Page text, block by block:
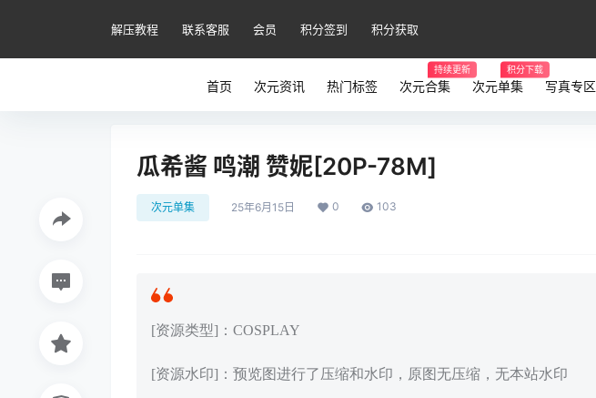
解压教程 联系客服 会员 积分签到 积分获取
首页 次元资讯 热门标签 次元合集
持续更新
次元单集
积分下载
写真专区
瓜希酱 鸣潮 赞妮[20P-78M]
次元单集 25年6月15日 0 103
[资源类型]：COSPLAY
[资源水印]：预览图进行了压缩和水印，原图无压缩，无本站水印